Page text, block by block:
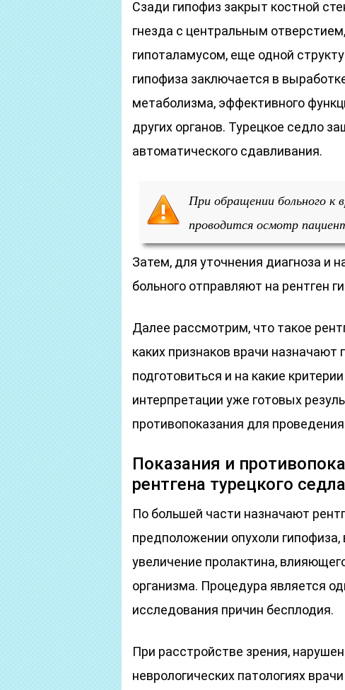
Сзади гипофиз закрыт костной
гнезда с центральным
гипоталамусом, еще одной
гипофиза заключается в
метаболизма, эффективного
других органов. Турецкое седло
автоматического сдавливания.
При обращении больного к
проводится осмотр
Затем, для уточнения диагноза и
больного отправляют на рентген
Далее рассмотрим, что такое
каких признаков врачи назначают
подготовиться и на какие
интерпретации уже готовых
противопоказания для
Показания и
рентгена турецкого седла
По большей части назначают
предположении опухоли
увеличение пролактина,
организма. Процедура является
исследования причин бесплодия.
При расстройстве зрения,
неврологических патологиях